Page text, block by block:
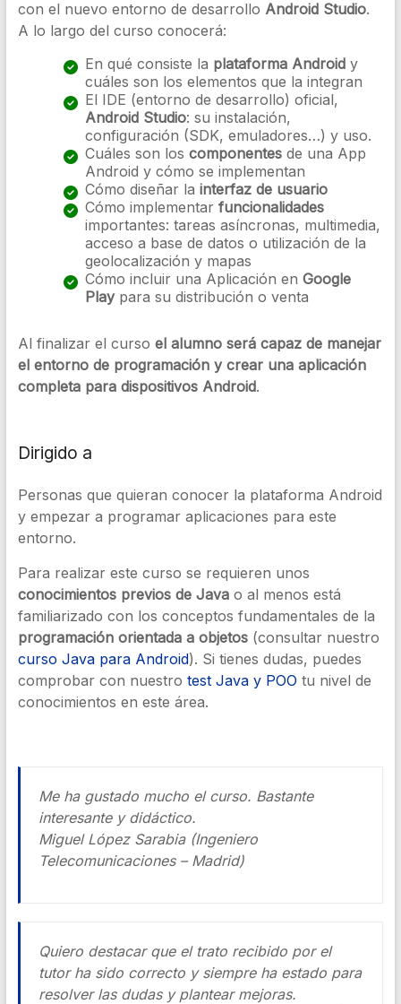
con el nuevo entorno de desarrollo Android Studio.
A lo largo del curso conocerá:
En qué consiste la plataforma Androidy
cuáles son los elementos que la integran
El IDE (entorno de desarrollo) oficial,
Android Studio: su instalación,
configuración (SDK, emuladores…) y uso.
Cuáles son los componentesde una App
Android y cómo se implementan
Cómo diseñar la interfaz de usuario
Cómo implementar funcionalidades
importantes: tareas asíncronas, multimedia,
acceso a base de datos o utilización de la
geolocalización y mapas
Cómo incluir una Aplicación en Google
Playpara su distribución o venta
Al finalizar el curso el alumno será capaz de manejar
el entorno de programación y crear una aplicación
completa para dispositivos Android.
Dirigido a
Personas que quieran conocer la plataforma Android
y empezar a programar aplicaciones para este
entorno.
Para realizar este curso se requieren unos
conocimientos previos de Javao al menos está
familiarizado con los conceptos fundamentales de la
programación orientada a objetos (consultar nuestro
curso Java para Android). Si tienes dudas, puedes
comprobar con nuestro test Java y POO tu nivel de
conocimientos en este área.
Me ha gustado mucho el curso. Bastante
interesante y didáctico.
Miguel López Sarabia (Ingeniero
Telecomunicaciones – Madrid)
Quiero destacar que el trato recibido por el
tutor ha sido correcto y siempre ha estado para
resolver las dudas y plantear mejoras.